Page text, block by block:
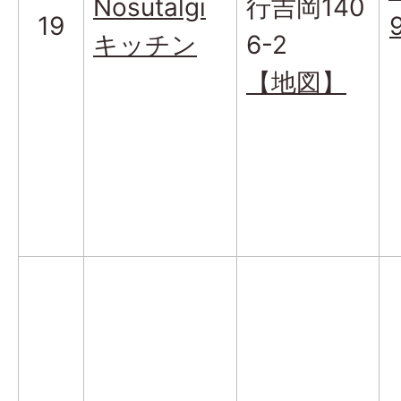
19
Nosutalgi
キッチン
行吉岡140
6-2
【地図】